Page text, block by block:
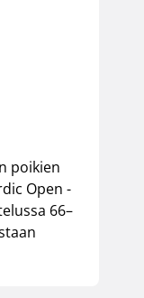
poikien
Open -
66–